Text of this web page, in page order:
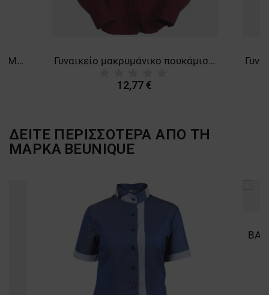
Φόρμα εργασίας COLLINS SUMMER ROYAL BLUE Γυναικείο μακρυμάνικο πουκάμισο PAYPER HOSTESS BORDEAUX
12,77 €
ΔΕΙΤΕ ΠΕΡΙΣΣΟΤΕΡΑ ΑΠΟ ΤΗ
ΜΑΡΚΑ BEUNIQUE
ΜΗ ΤΑΞΙΝΟΜΗΜΈΝΑ